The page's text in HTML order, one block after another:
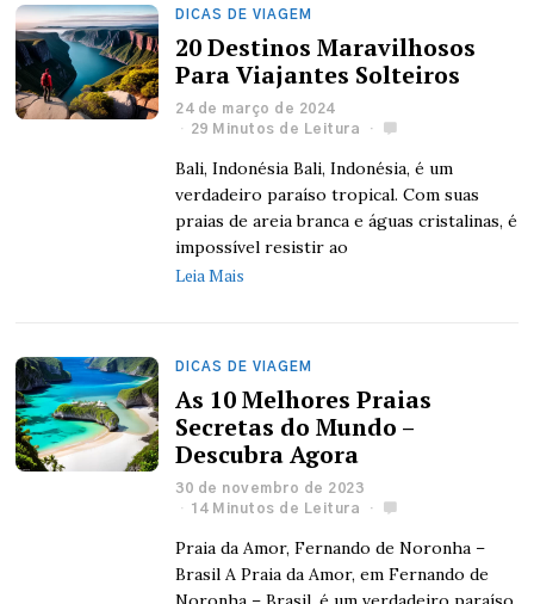
DICAS DE VIAGEM
20 Destinos Maravilhosos
Para Viajantes Solteiros
24 de março de 2024
29 Minutos de Leitura
Bali, Indonésia Bali, Indonésia, é um
verdadeiro paraíso tropical. Com suas
praias de areia branca e águas cristalinas, é
impossível resistir ao
Leia Mais
DICAS DE VIAGEM
As 10 Melhores Praias
Secretas do Mundo –
Descubra Agora
30 de novembro de 2023
14 Minutos de Leitura
Praia da Amor, Fernando de Noronha –
Brasil A Praia da Amor, em Fernando de